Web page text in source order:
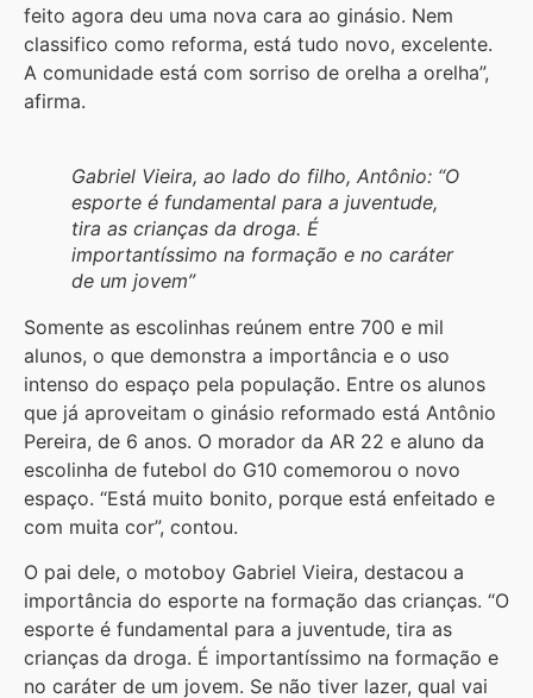
feito agora deu uma nova cara ao ginásio. Nem
classifico como reforma, está tudo novo, excelente.
A comunidade está com sorriso de orelha a orelha”,
afirma.
Gabriel Vieira, ao lado do filho, Antônio: “O
esporte é fundamental para a juventude,
tira as crianças da droga. É
importantíssimo na formação e no caráter
de um jovem”
Somente as escolinhas reúnem entre 700 e mil
alunos, o que demonstra a importância e o uso
intenso do espaço pela população. Entre os alunos
que já aproveitam o ginásio reformado está Antônio
Pereira, de 6 anos. O morador da AR 22 e aluno da
escolinha de futebol do G10 comemorou o novo
espaço. “Está muito bonito, porque está enfeitado e
com muita cor”, contou.
O pai dele, o motoboy Gabriel Vieira, destacou a
importância do esporte na formação das crianças. “O
esporte é fundamental para a juventude, tira as
crianças da droga. É importantíssimo na formação e
no caráter de um jovem. Se não tiver lazer, qual vai